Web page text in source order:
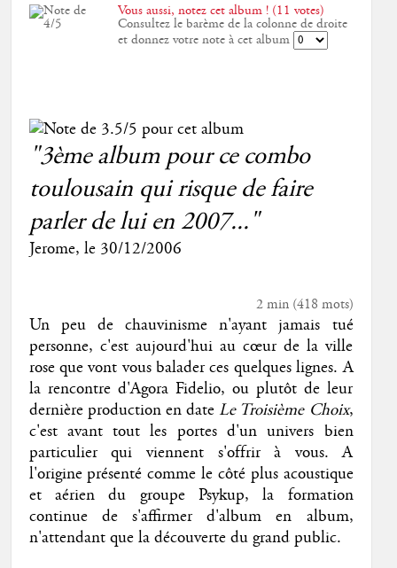
Vous aussi, notez cet album ! (11 votes)
Consultez le barème de la colonne de droite
et donnez votre note à cet album
"3ème album pour ce combo
toulousain qui risque de faire
parler de lui en 2007..."
Jerome, le 30/12/2006
2 min(418 mots)
Un peu de chauvinisme n'ayant jamais tué
personne, c'est aujourd'hui au cœur de la ville
rose que vont vous balader ces quelques lignes. A
la rencontre d'Agora Fidelio, ou plutôt de leur
dernière production en dateLe Troisième Choix,
c'est avant tout les portes d'un univers bien
particulier qui viennent s'offrir à vous. A
l'origine présenté comme le côté plus acoustique
et aérien du groupe Psykup, la formation
continue de s'affirmer d'album en album,
n'attendant que la découverte du grand public.